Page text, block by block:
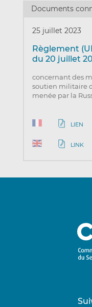
Documents
25 juillet 2023
Règlement
du 20 juillet
concernant des
soutien militaire
menée par la
LIEN
LINK